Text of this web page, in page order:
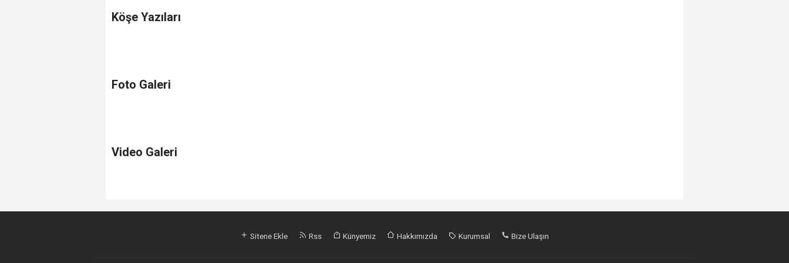
Köşe Yazıları
Foto Galeri
Video Galeri
Sitene Ekle Rss Künyemiz Hakkımızda Kurumsal Bize Ulaşın